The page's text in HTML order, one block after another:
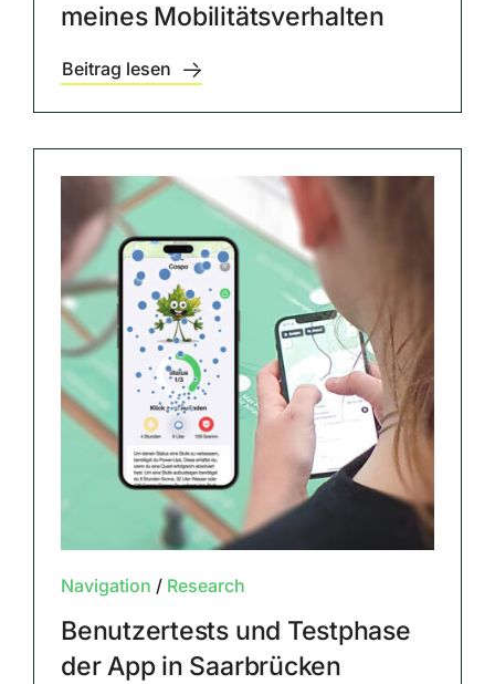
meines Mobilitätsverhalten
Beitrag lesen
Navigation / Research
Benutzertests und Testphase
der App in Saarbrücken